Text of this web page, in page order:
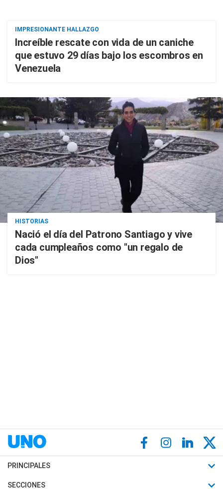
IMPRESIONANTE HALLAZGO
Increíble rescate con vida de un caniche
que estuvo 29 días bajo los escombros en
Venezuela
HISTORIAS
Nació el día del Patrono Santiago y vive
cada cumpleaños como "un regalo de
Dios"
PRINCIPALES
Últimas Noticias
SECCIONES